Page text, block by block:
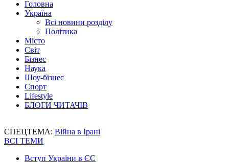
Головна
Україна
Всі новини розділу
Політика
Місто
Світ
Бізнес
Наука
Шоу-бізнес
Спорт
Lifestyle
БЛОГИ ЧИТАЧІВ
СПЕЦТЕМА: Війна в Ірані
ВСІ ТЕМИ
Вступ України в ЄС